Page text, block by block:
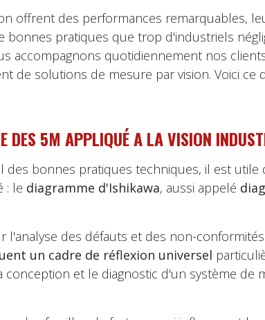
offrent des performances remarquables,
bonnes pratiques que trop d'industriels
accompagnons quotidiennement nos
de solutions de mesure par vision. Voici ce
DES 5M APPLIQUÉ A LA VISION
des bonnes pratiques techniques, il est utile
: le diagramme d'Ishikawa, aussi appelé
l'analyse des défauts et des non-
un cadre de réflexion universel
et le diagnostic d'un système de